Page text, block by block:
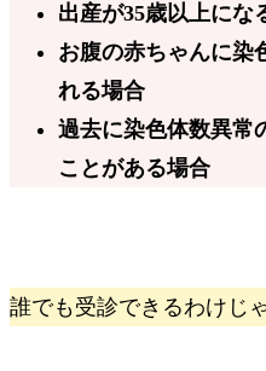
出産が35歳以上にな
お腹の赤ちゃんに染
れる場合
過去に染色体数異常
ことがある場合
誰でも受診できるわけじ